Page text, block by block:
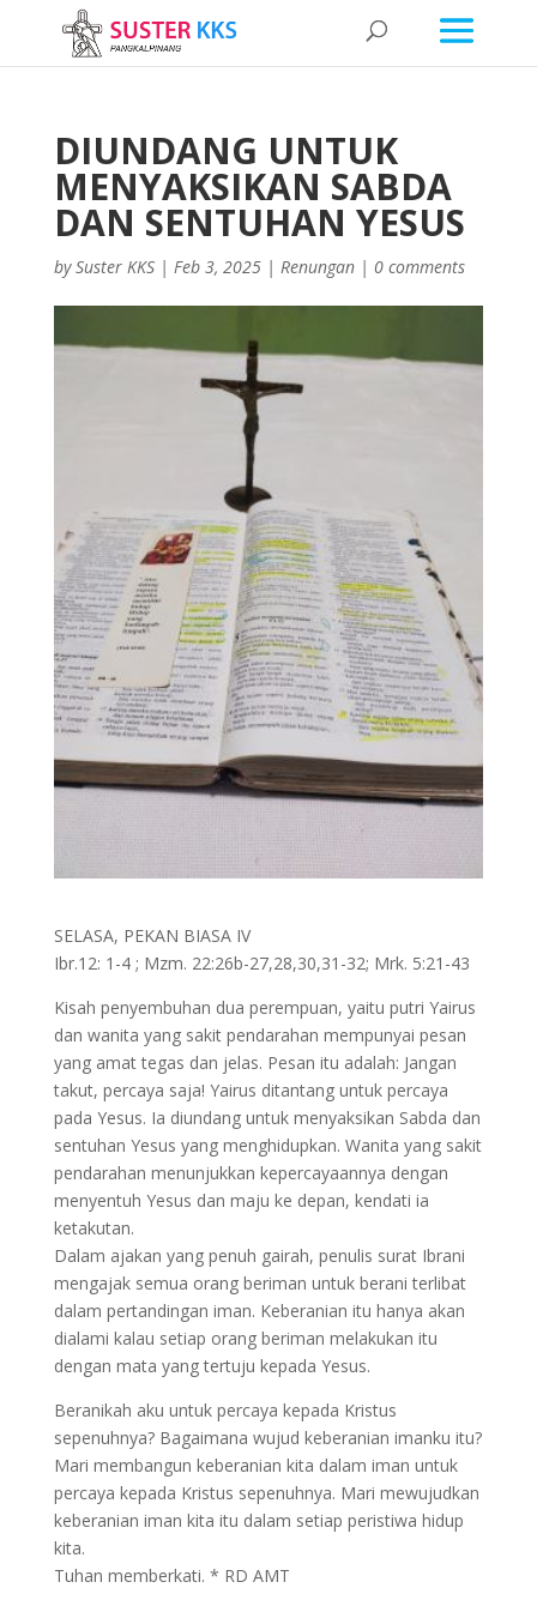
DIUNDANG UNTUK
MENYAKSIKAN SABDA
DAN SENTUHAN YESUS
bySuster KKS| Feb 3, 2025| Renungan| 0 comments
SELASA, PEKAN BIASA IV
Ibr.12: 1-4 ; Mzm. 22:26b-27,28,30,31-32; Mrk. 5:21-43
Kisah penyembuhan dua perempuan, yaitu putri Yairus
dan wanita yang sakit pendarahan mempunyai pesan
yang amat tegas dan jelas. Pesan itu adalah: Jangan
takut, percaya saja! Yairus ditantang untuk percaya
pada Yesus. Ia diundang untuk menyaksikan Sabda dan
sentuhan Yesus yang menghidupkan. Wanita yang sakit
pendarahan menunjukkan kepercayaannya dengan
menyentuh Yesus dan maju ke depan, kendati ia
ketakutan.
Dalam ajakan yang penuh gairah, penulis surat Ibrani
mengajak semua orang beriman untuk berani terlibat
dalam pertandingan iman. Keberanian itu hanya akan
dialami kalau setiap orang beriman melakukan itu
dengan mata yang tertuju kepada Yesus.
Beranikah aku untuk percaya kepada Kristus
sepenuhnya? Bagaimana wujud keberanian imanku itu?
Mari membangun keberanian kita dalam iman untuk
percaya kepada Kristus sepenuhnya. Mari mewujudkan
keberanian iman kita itu dalam setiap peristiwa hidup
kita.
Tuhan memberkati. * RD AMT